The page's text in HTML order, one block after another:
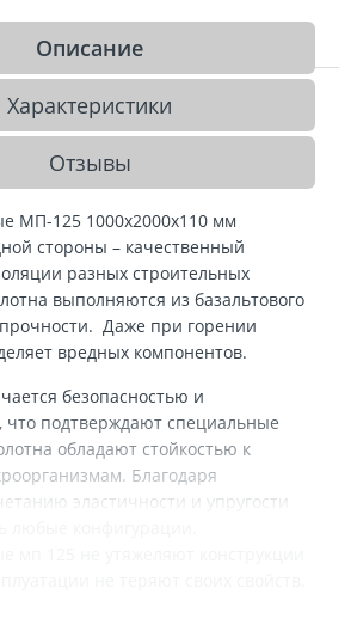
Описание
Характеристики
Отзывы
МП-125 1000х2000х110 мм
стороны – качественный
разных строительных
выполняются из базальтового
Даже при горении
вредных компонентов.
безопасностью и
что подтверждают специальные
обладают стойкостью к
Благодаря
эластичности и упругости
125 не утяжеляют конструкции
не теряют своих свойств.